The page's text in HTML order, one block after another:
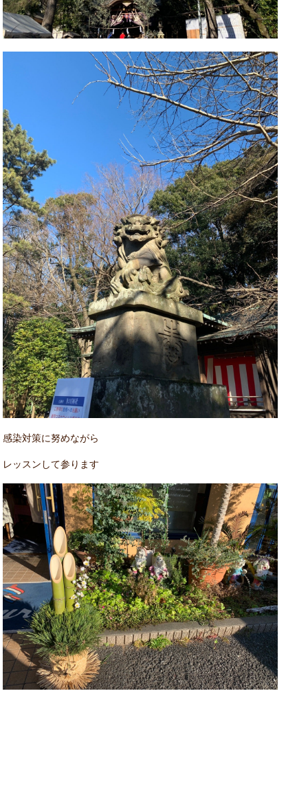
感染対策に努めながら
レッスンして参ります